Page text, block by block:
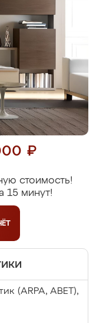
₽
стоимость!
15 минут!
(ARPA, ABET),